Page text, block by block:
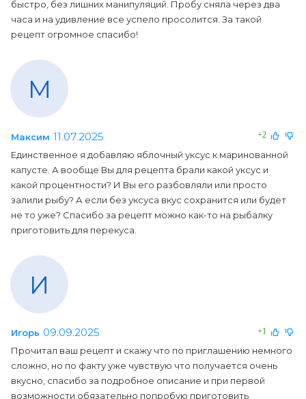
быстро, без лишних манипуляций. Пробу сняла через два
часа и на удивление все успело просолится. За такой
рецепт огромное спасибо!
М
+2
Максим 11.07.2025
Единственное я добавляю яблочный уксус к маринованной
капусте. А вообще Вы для рецепта брали какой уксус и
какой процентности? И Вы его разбовляли или просто
залили рыбу? А если без уксуса вкус сохранится или будет
не то уже? Спасибо за рецепт можно как-то на рыбалку
приготовить для перекуса.
И
+1
Игорь 09.09.2025
Прочитал ваш рецепт и скажу что по приглашению немного
сложно, но по факту уже чувствую что получается очень
вкусно, спасибо за подробное описание и при первой
возможности обязательно попробую приготовить